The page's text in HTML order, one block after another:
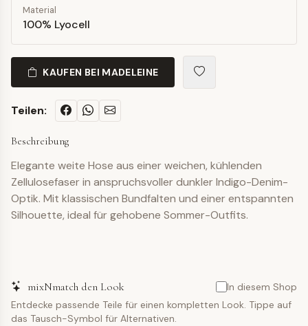
Material
100% Lyocell
KAUFEN BEI MADELEINE
Teilen:
Beschreibung
Elegante weite Hose aus einer weichen, kühlenden
Zellulosefaser in anspruchsvoller dunkler Indigo-Denim-
Optik. Mit klassischen Bundfalten und einer entspannten
Silhouette, ideal für gehobene Sommer-Outfits.
mixNmatch den Look
In diesem Shop
Entdecke passende Teile für einen kompletten Look. Tippe auf
das Tausch-Symbol für Alternativen.